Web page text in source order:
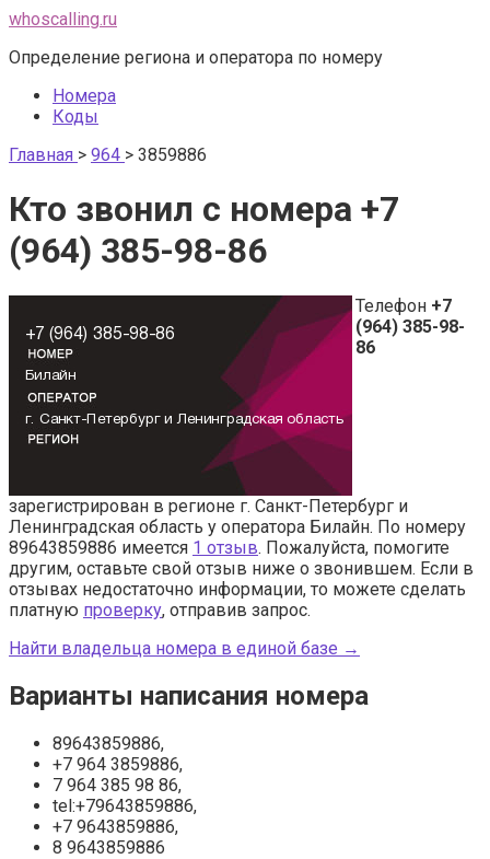
Перейти
контенту
whoscalling.ru
Определение региона и оператора по номеру
Номера
Коды
Главная > 964 > 3859886
Кто звонил с номера +7
(964) 385-98-86
Телефон +7
(964) 385-98-
86
зарегистрирован в регионе г. Санкт-Петербург и
Ленинградская область у оператора Билайн. По номеру
89643859886 имеется 1 отзыв. Пожалуйста, помогите
другим, оставьте свой отзыв ниже о звонившем. Если в
отзывах недостаточно информации, то можете сделать
платную проверку, отправив запрос.
Найти владельца номера в единой базе →
Варианты написания номера
89643859886,
+7 964 3859886,
7 964 385 98 86,
tel:+79643859886,
+7 9643859886,
8 9643859886